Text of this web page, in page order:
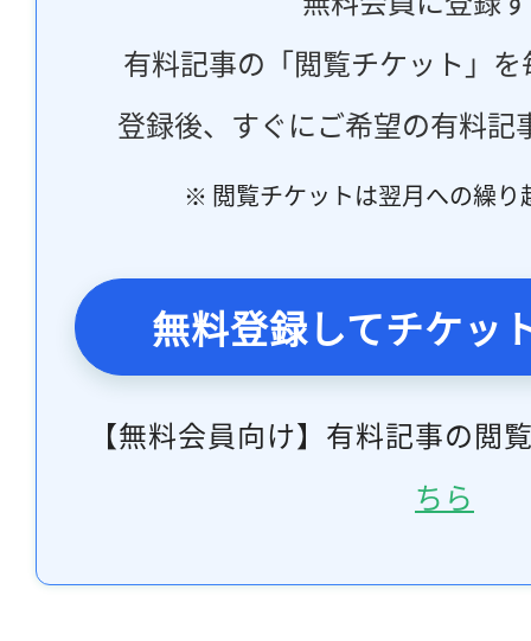
有料記事の「閲覧チケット」
登録後、すぐにご希望の有料記
※ 閲覧チケットは翌月への繰り
無料登録してチケッ
【無料会員向け】有料記事の閲
ちら